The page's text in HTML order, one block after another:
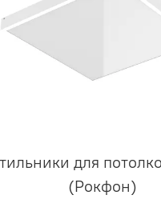
для
(Рокфон)